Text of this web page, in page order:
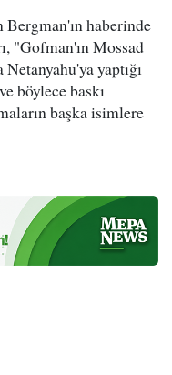
haberinde
"Gofman'ın Mossad
Netanyahu'ya yaptığı
böylece baskı
başka isimlere